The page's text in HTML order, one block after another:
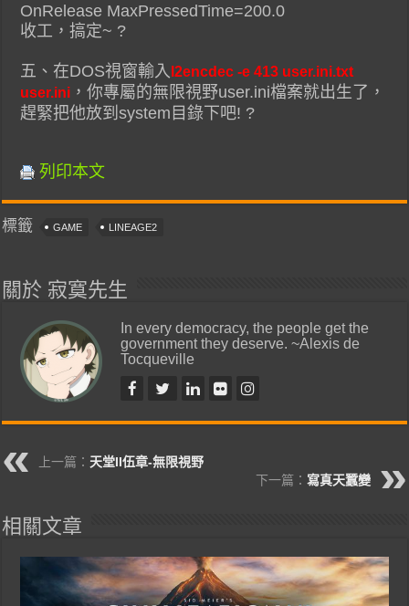
OnRelease MaxPressedTime=200.0
收工，搞定~ ?
五、在DOS視窗輸入 l2encdec -e 413 user.ini.txt
user.ini ，你專屬的無限視野user.ini檔案就出生了，
趕緊把他放到system目錄下吧! ?
列印本文
標籤 GAME LINEAGE2
關於 寂寞先生
In every democracy, the people get the
government they deserve. ~Alexis de
Tocqueville
上一篇： 天堂II伍章-無限視野
下一篇： 寫真天蠶變
相關文章